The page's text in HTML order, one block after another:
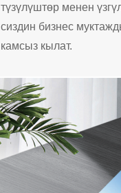
түзүлүштөр менен
сиздин бизнес
камсыз кылат.